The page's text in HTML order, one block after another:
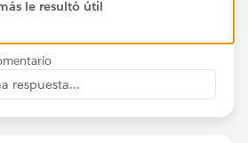
allows up to 200 records
handle batches of up to 10000
Your org's total API call limit
usage in Setup > System
le resultó útil
respuesta...